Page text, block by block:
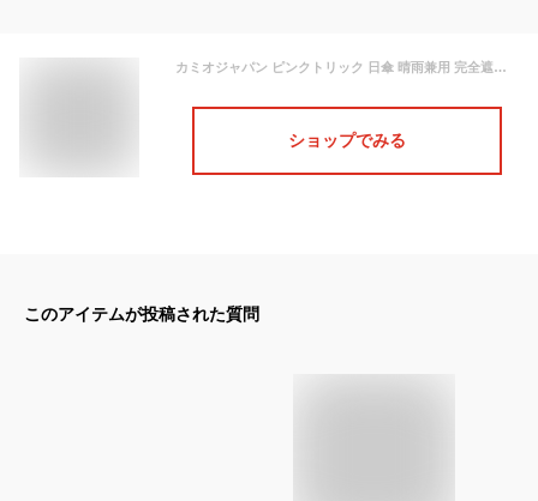
カミオジャパン ピンクトリック 日傘 晴雨兼用 完全遮光 2段折傘 フリル ネイビー 50cm 787515
ショップでみる
このアイテムが投稿された質問